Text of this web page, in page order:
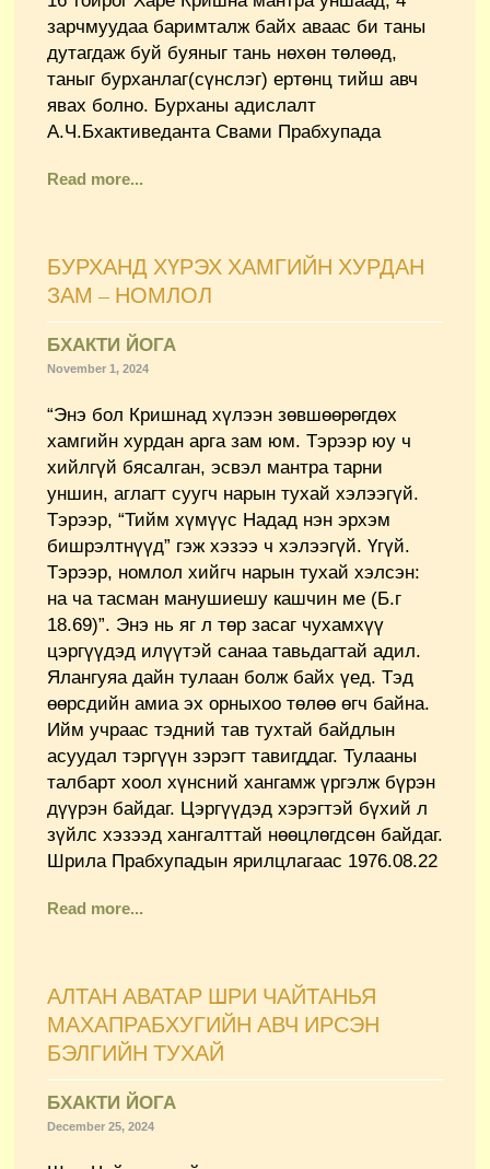
зарчмуудаа баримталж байх аваас би таны
дутагдаж буй буяныг тань нөхөн төлөөд,
таныг бурханлаг(сүнслэг) ертөнц тийш авч
явах болно. Бурханы адислалт
А.Ч.Бхактиведанта Свами Прабхупада
Read more...
БУРХАНД ХҮРЭХ ХАМГИЙН ХУРДАН
ЗАМ – НОМЛОЛ
БХАКТИ ЙОГА
November 1, 2024
“Энэ бол Кришнад хүлээн зөвшөөрөгдөх
хамгийн хурдан арга зам юм. Тэрээр юу ч
хийлгүй бясалган, эсвэл мантра тарни
уншин, аглагт суугч нарын тухай хэлээгүй.
Тэрээр, “Тийм хүмүүс Надад нэн эрхэм
бишрэлтнүүд” гэж хэзээ ч хэлээгүй. Үгүй.
Тэрээр, номлол хийгч нарын тухай хэлсэн:
на ча тасман манушиешу кашчин ме (Б.г
18.69)”. Энэ нь яг л төр засаг чухамхүү
цэргүүдэд илүүтэй санаа тавьдагтай адил.
Ялангуяа дайн тулаан болж байх үед. Тэд
өөрсдийн амиа эх орныхоо төлөө өгч байна.
Ийм учраас тэдний тав тухтай байдлын
асуудал тэргүүн зэрэгт тавигддаг. Тулааны
талбарт хоол хүнсний хангамж үргэлж бүрэн
дүүрэн байдаг. Цэргүүдэд хэрэгтэй бүхий л
зүйлс хэзээд хангалттай нөөцлөгдсөн байдаг.
Шрила Прабхупадын ярилцлагаас 1976.08.22
Read more...
АЛТАН АВАТАР ШРИ ЧАЙТАНЬЯ
МАХАПРАБХУГИЙН АВЧ ИРСЭН
БЭЛГИЙН ТУХАЙ
БХАКТИ ЙОГА
December 25, 2024